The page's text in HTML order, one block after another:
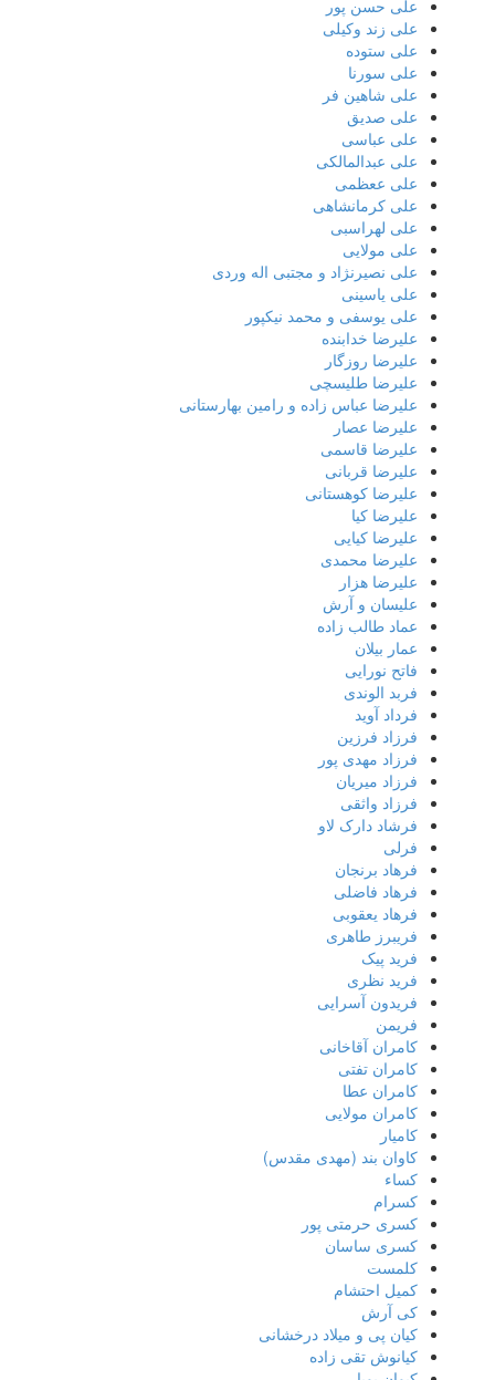
علی حسن پور
علی زند وکیلی
علی ستوده
علی سورنا
علی شاهین فر
علی صدیق
علی عباسی
علی عبدالمالکی
علی ععظمی
علی کرمانشاهی
علی لهراسبی
علی مولایی
علی نصیرنژاد و مجتبی اله وردی
علی یاسینی
علی یوسفی و محمد نیکپور
علیرضا خدابنده
علیرضا روزگار
علیرضا طلیسچی
علیرضا عباس زاده و رامین بهارستانی
علیرضا عصار
علیرضا قاسمی
علیرضا قربانی
علیرضا کوهستانی
علیرضا کیا
علیرضا کیایی
علیرضا محمدی
علیرضا هزار
علیسان و آرش
عماد طالب زاده
عمار بیلان
فاتح نورایی
فربد الوندی
فرداد آوید
فرزاد فرزین
فرزاد مهدی پور
فرزاد میریان
فرزاد واثقی
فرشاد دارک لاو
فرلی
فرهاد برنجان
فرهاد فاضلی
فرهاد یعقوبی
فریبرز طاهری
فرید پیک
فرید نظری
فریدون آسرایی
فریمن
کامران آقاخانی
کامران تفتی
کامران عطا
کامران مولایی
کامیار
کاوان بند (مهدی مقدس)
کساء
کسرام
کسری حرمتی پور
کسری ساسان
کلمست
کمیل احتشام
کی آرش
کیان پی و میلاد درخشانی
کیانوش تقی زاده